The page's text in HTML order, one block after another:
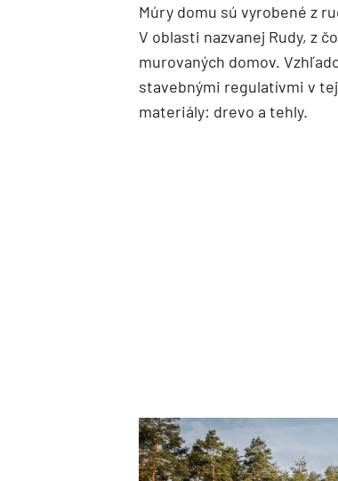
Múry domu sú vyrobené z
V oblasti nazvanej Rudy, z
murovaných domov.
stavebnými regulatívmi v
materiály: drevo a tehly.